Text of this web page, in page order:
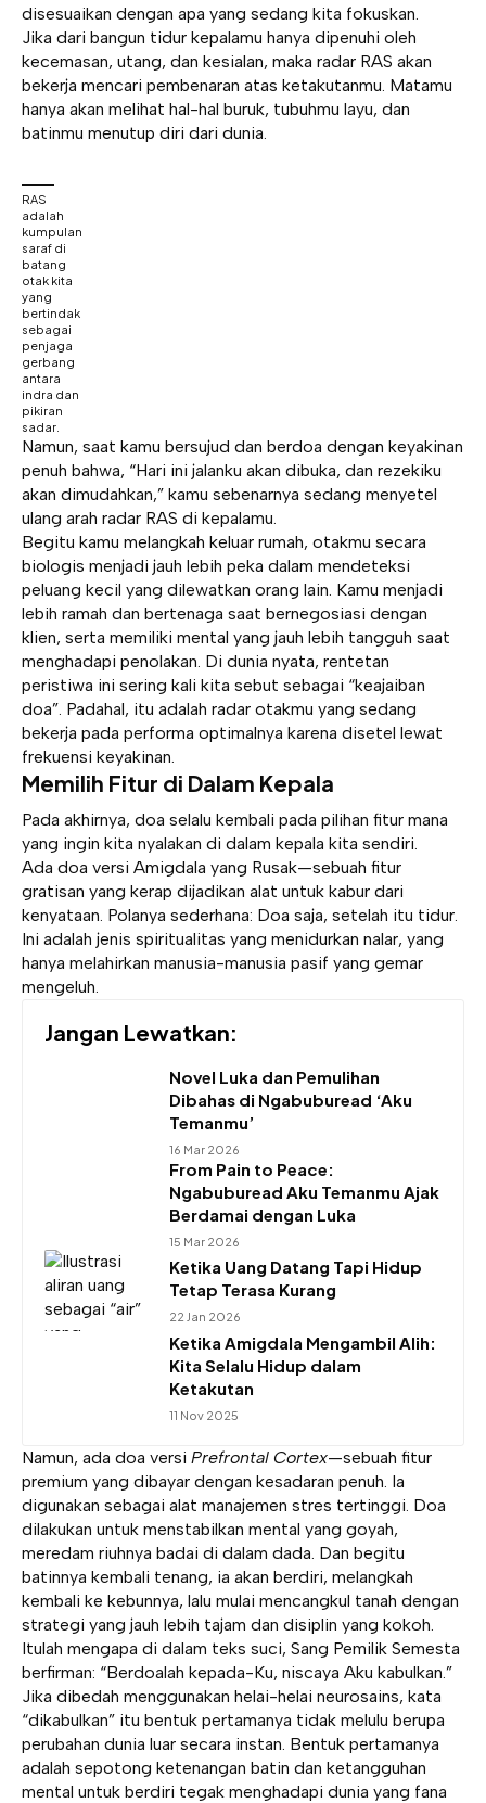
disesuaikan dengan apa yang sedang kita fokuskan.
Jika dari bangun tidur kepalamu hanya dipenuhi oleh
kecemasan, utang, dan kesialan, maka radar RAS akan
bekerja mencari pembenaran atas ketakutanmu. Matamu
hanya akan melihat hal-hal buruk, tubuhmu layu, dan
batinmu menutup diri dari dunia.
RAS
adalah
kumpulan
saraf di
batang
otak kita
yang
bertindak
sebagai
penjaga
gerbang
antara
indra dan
pikiran
sadar.
Namun, saat kamu bersujud dan berdoa dengan keyakinan
penuh bahwa, “Hari ini jalanku akan dibuka, dan rezekiku
akan dimudahkan,” kamu sebenarnya sedang menyetel
ulang arah radar RAS di kepalamu.
Begitu kamu melangkah keluar rumah, otakmu secara
biologis menjadi jauh lebih peka dalam mendeteksi
peluang kecil yang dilewatkan orang lain. Kamu menjadi
lebih ramah dan bertenaga saat bernegosiasi dengan
klien, serta memiliki mental yang jauh lebih tangguh saat
menghadapi penolakan. Di dunia nyata, rentetan
peristiwa ini sering kali kita sebut sebagai “keajaiban
doa”. Padahal, itu adalah radar otakmu yang sedang
bekerja pada performa optimalnya karena disetel lewat
frekuensi keyakinan.
Memilih Fitur di Dalam Kepala
Pada akhirnya, doa selalu kembali pada pilihan fitur mana
yang ingin kita nyalakan di dalam kepala kita sendiri.
Ada doa versi Amigdala yang Rusak—sebuah fitur
gratisan yang kerap dijadikan alat untuk kabur dari
kenyataan. Polanya sederhana: Doa saja, setelah itu tidur.
Ini adalah jenis spiritualitas yang menidurkan nalar, yang
hanya melahirkan manusia-manusia pasif yang gemar
mengeluh.
Jangan Lewatkan:
Novel Luka dan Pemulihan
Dibahas di Ngabuburead ‘Aku
Temanmu’
16 Mar 2026
From Pain to Peace:
Ngabuburead Aku Temanmu Ajak
Berdamai dengan Luka
15 Mar 2026
Ketika Uang Datang Tapi Hidup
Tetap Terasa Kurang
22 Jan 2026
Ketika Amigdala Mengambil Alih:
Kita Selalu Hidup dalam
Ketakutan
11 Nov 2025
Namun, ada doa versi Prefrontal Cortex—sebuah fitur
premium yang dibayar dengan kesadaran penuh. Ia
digunakan sebagai alat manajemen stres tertinggi. Doa
dilakukan untuk menstabilkan mental yang goyah,
meredam riuhnya badai di dalam dada. Dan begitu
batinnya kembali tenang, ia akan berdiri, melangkah
kembali ke kebunnya, lalu mulai mencangkul tanah dengan
strategi yang jauh lebih tajam dan disiplin yang kokoh.
Itulah mengapa di dalam teks suci, Sang Pemilik Semesta
berfirman: “Berdoalah kepada-Ku, niscaya Aku kabulkan.”
Jika dibedah menggunakan helai-helai neurosains, kata
“dikabulkan” itu bentuk pertamanya tidak melulu berupa
perubahan dunia luar secara instan. Bentuk pertamanya
adalah sepotong ketenangan batin dan ketangguhan
mental untuk berdiri tegak menghadapi dunia yang fana